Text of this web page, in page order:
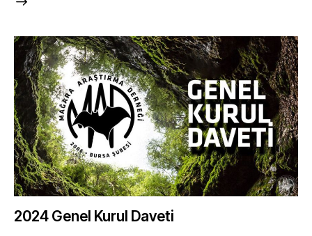
2024 Genel Kurul Daveti